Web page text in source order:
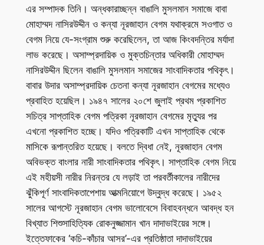
এর সম্পাদক তিনি। অন্ধকারাচ্ছন্ন বাঙালি মুসলমান সমাজে বাবা
মোহাম্মদ নাসিরউদ্দীন ও কন্যা নূরজাহান বেগম যথাক্রমে সওগাত ও
বেগম নিয়ে যে-সংগ্রাম শুরু করেছিলেন, তা আজ কিংবদন্তির মর্যাদা
লাভ করেছে। অসাম্প্রদায়িক ও মুক্তচিন্তার অধিকারী মোহাম্মদ
নাসিরউদ্দীন ছিলেন বাঙালি মুসলমান সমাজের সাংবাদিকতার পথিকৃৎ।
বাবার উদার অসাম্প্রদায়িক চেতনা কন্যা নূরজাহান বেগমের মধ্যেও
প্রবাহিত হয়েছিল। ১৯৪৭ সালের ২০শে জুলাই প্রথম প্রকাশিত
সচিত্র সাপ্তাহিক বেগম পত্রিকা নূরজাহান বেগমের মৃত্যুর পর
এখনো প্রকাশিত হচ্ছে। যদিও পত্রিকাটি এখন সাপ্তাহিক থেকে
মাসিকে রূপান্তরিত হয়েছে। বলতে দ্বিধা নেই, নূরজাহান বেগম
অবিভক্ত বাংলার নারী সাংবাদিকতার পথিকৃৎ। সাপ্তাহিক বেগম নিয়ে
এই মহীয়সী নারীর নিরন্তর যে লড়াই তা পরবর্তীকালের নারীদের
ঝুঁকিপূর্ণ সাংবাদিকতাপেশায় আত্মনিয়োগে উদ্বুদ্ধ করেছে। ১৯৫২
সালের আগস্টে নূরজাহান বেগম ভালোবেসে বিবাহবন্ধনে আবদ্ধ হন
বিখ্যাত শিশুসাহিত্যিক রোকনুজ্জামান খান দাদাভাইয়ের সঙ্গে।
ইত্তেফাকের ‘কচি-কাঁচার আসর’-এর প্রতিষ্ঠাতা দাদাভাইয়ের